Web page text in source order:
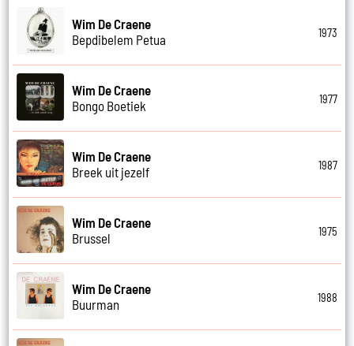
Wim De Craene
Bepdibelem Petua
1973
Wim De Craene
Bongo Boetiek
1977
Wim De Craene
Breek uit jezelf
1987
Wim De Craene
Brussel
1975
Wim De Craene
Buurman
1988